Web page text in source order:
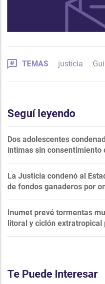
TEMAS justicia
Seguí leyendo
Dos adolescentes
íntimas sin consentimiento
La Justicia condenó al
de fondos ganaderos por
Inumet prevé tormentas
litoral y ciclón extratropical
Te Puede Interesar